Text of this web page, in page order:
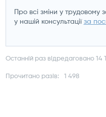
Про всі зміни у трудовому
у нашій консультації за
Прочитано разів: 1 498
Останній раз відредаговано 14